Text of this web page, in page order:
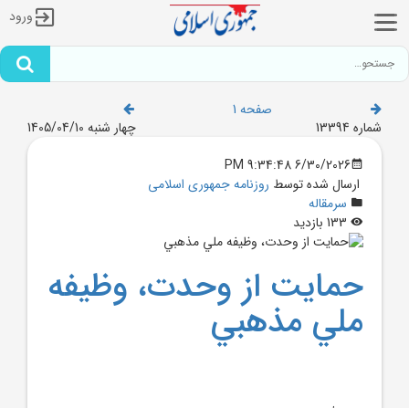
ورود
صفحه 1
شماره 13394
چهار شنبه 1405/04/10
6/30/2026 9:34:48 PM
ارسال شده توسط روزنامه جمهوری اسلامی
سرمقاله
حمايت از وحدت، وظيفه
ملي مذهبي